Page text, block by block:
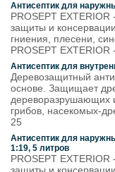
Антисептик для
PROSEPT
защиты и
гниения, плесени,
PROSEPT
Антисептик для
Деревозащитный
основе. Защищает
дереворазрушающих
грибов, насекомых-
25
Антисептик для
1:19, 5 литров
PROSEPT